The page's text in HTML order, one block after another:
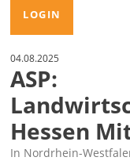
LOGIN
04.08.2025
ASP:
Hessen
In Nordrhein-